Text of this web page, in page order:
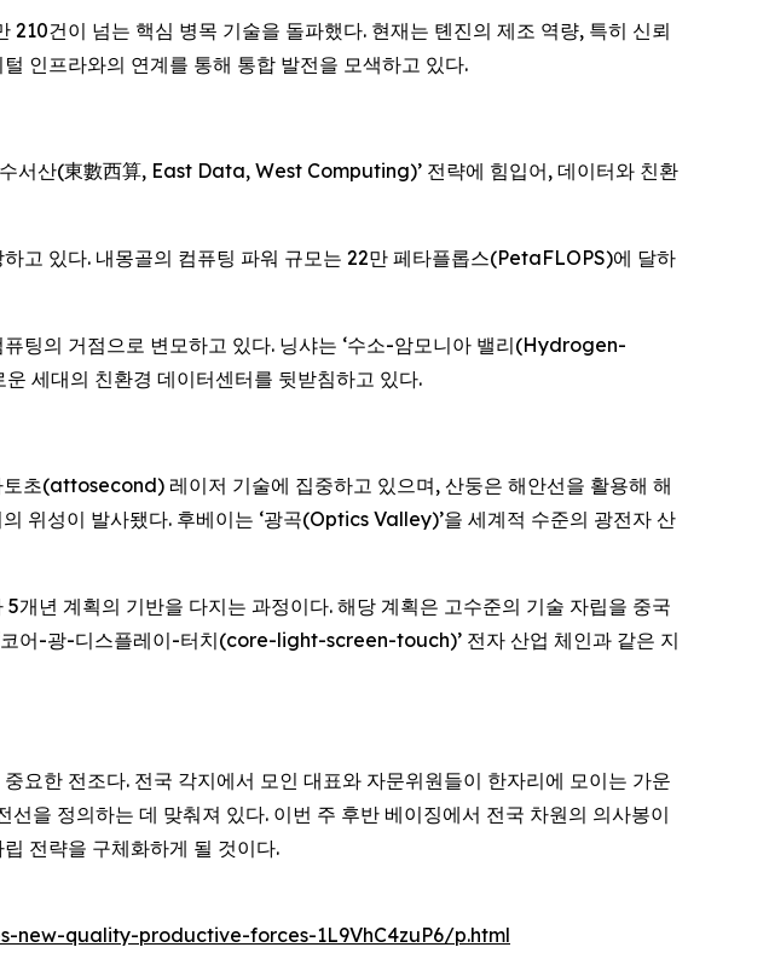
건이 넘는 핵심 병목 기술을 돌파했다. 현재는 톈진의 제조 역량, 특히 신뢰
인프라와의 연계를 통해 통합 발전을 모색하고 있다.
서산(東數西算, East Data, West Computing)’ 전략에 힘입어, 데이터와 친환
고 있다. 내몽골의 컴퓨팅 파워 규모는 22만 페타플롭스(PetaFLOPS)에 달하
팅의 거점으로 변모하고 있다. 닝샤는 ‘수소-암모니아 밸리(Hydrogen-
세대의 친환경 데이터센터를 뒷받침하고 있다.
초(attosecond) 레이저 기술에 집중하고 있으며, 산둥은 해안선을 활용해 해
성이 발사됐다. 후베이는 ‘광곡(Optics Valley)’을 세계적 수준의 광전자 산
년 계획의 기반을 다지는 과정이다. 해당 계획은 고수준의 기술 자립을 중국
어-광-디스플레이-터치(core-light-screen-touch)’ 전자 산업 체인과 같은 지
요한 전조다. 전국 각지에서 모인 대표와 자문위원들이 한자리에 모이는 가운
을 정의하는 데 맞춰져 있다. 이번 주 후반 베이징에서 전국 차원의 의사봉이
전략을 구체화하게 될 것이다.
new-quality-productive-forces-1L9VhC4zuP6/p.html